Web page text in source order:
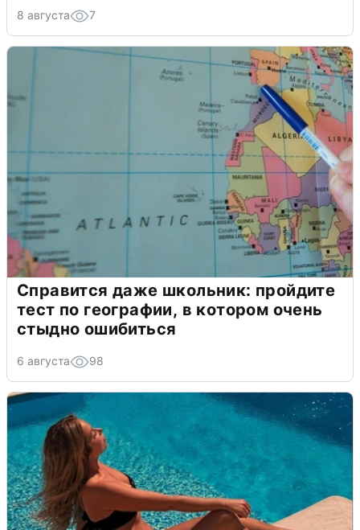
8 августа 7
Справится даже школьник: пройдите
тест по географии, в котором очень
стыдно ошибиться
6 августа 98